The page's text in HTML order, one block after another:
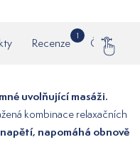
Recenze
1
Často
uvolňující masáži.
kombinace relaxačních
napomáhá obnově